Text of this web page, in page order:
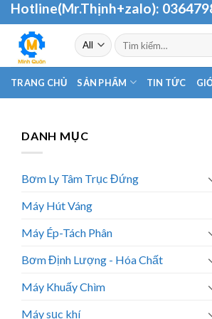
Skip
to
content
Hotline(Mr.Thịnh+zalo):
Tìm
kiếm:
TRANG CHỦ SẢN PHẨM TIN TỨC
DANH MỤC
Bơm Ly Tâm Trục Đứng
Máy Hút Váng
Máy Ép-Tách Phân
Bơm Định Lượng - Hóa Chất
Máy Khuấy Chìm
Máy sục khí